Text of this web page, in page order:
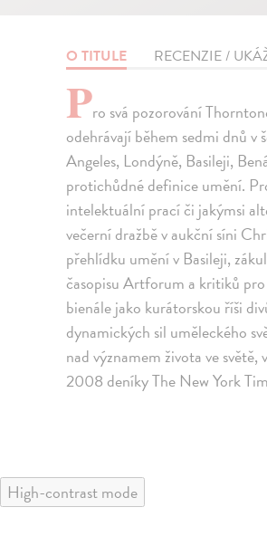
O TITULE RECENZIE /
Pro svá pozorování
odehrávají během sedmi dnů v
Angeles, Londýně, Basileji,
protichůdné definice umění.
intelektuální prací či jakýmsi
večerní dražbě v aukční síni
přehlídku umění v Basileji,
časopisu Artforum a kritiků
bienále jako kurátorskou říši
dynamických sil uměleckého
nad významem života ve
2008 deníky The New York
High-contrast mode